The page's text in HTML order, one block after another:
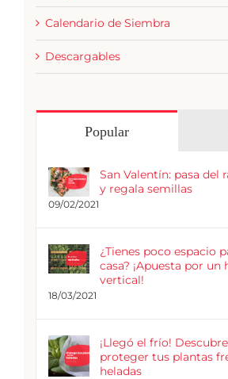
Calendario de Siembra
Descargables
Popular
San Valentín: pasa del
y regala semillas
09/02/2021
¿Tienes poco espacio
casa? ¡Apuesta por un
vertical!
18/03/2021
¡Llegó el frío!
proteger tus plantas
heladas